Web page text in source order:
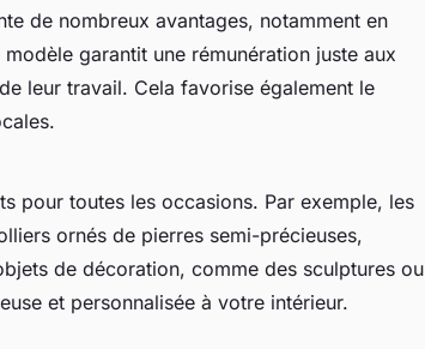
de nombreux avantages, notamment en
garantit une rémunération juste aux
leur travail. Cela favorise également le
pour toutes les occasions. Par exemple, les
ornés de pierres semi-précieuses,
de décoration, comme des sculptures ou
et personnalisée à votre intérieur.